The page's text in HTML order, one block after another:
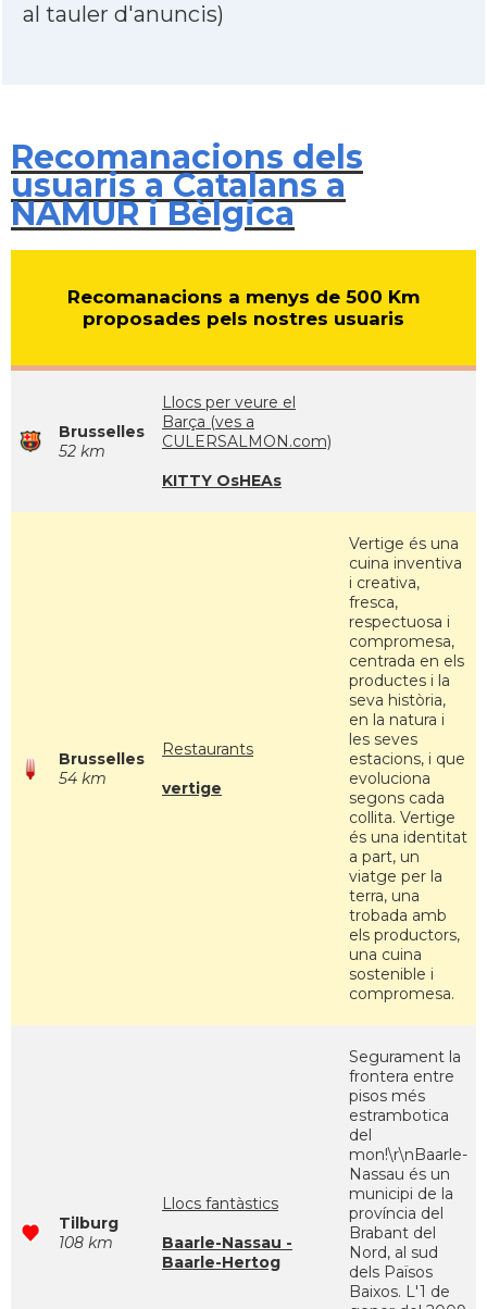
al tauler d'anuncis)
Recomanacions dels
usuaris a Catalans a
NAMUR i Bèlgica
Recomanacions a menys de 500 Km
proposades pels nostres usuaris
Brusselles
52 km
Llocs per veure el
Barça (ves a
CULERSALMON.com)
KITTY OsHEAs
Brusselles
54 km
Restaurants
vertige
Vertige és una
cuina inventiva
i creativa,
fresca,
respectuosa i
compromesa,
centrada en els
productes i la
seva història,
en la natura i
les seves
estacions, i que
evoluciona
segons cada
collita. Vertige
és una identitat
a part, un
viatge per la
terra, una
trobada amb
els productors,
una cuina
sostenible i
compromesa.
Tilburg
108 km
Llocs fantàstics
Baarle-Nassau -
Baarle-Hertog
Segurament la
frontera entre
pisos més
estrambotica
del
mon!\r\nBaarle-
Nassau és un
municipi de la
província del
Brabant del
Nord, al sud
dels Països
Baixos. L'1 de